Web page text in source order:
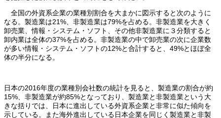
全国の外資系企業の業種別割合を大まかに図示すると次のように
なる。製造業は21%、非製造業は79%を占める。非製造業を大きく
卸売業、情報・システム・ソフト、その他非製造業に３分類すると
卸内業は全体の37%を占める。非製造業の中で卸売業の次に企業数
が多い情報・システム・ソフトの12%と合計すると、49%とほぼ全
体の半分になる。
日本の2016年度の業種別会社数の統計を見ると、製造業の割合が約
15%、非製造業が約85%となっており、製造業と非製造業という大
きな括りでは、日本に進出している外資系企業と非常に似た傾向を
示している。また海外進出している日本企業を同じく製造業と非製